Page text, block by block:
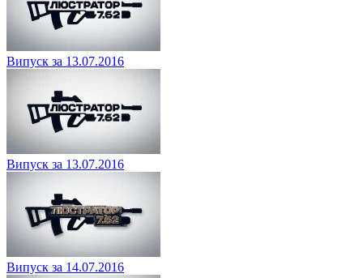
Випуск за 13.07.2016
Випуск за 13.07.2016
Випуск за 14.07.2016